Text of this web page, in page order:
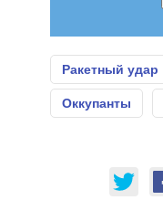
Ракетный удар
Оккупанты